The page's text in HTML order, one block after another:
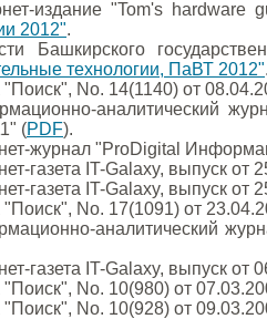
издание "Tom's hardware
2012".
Башкирского
технологии, ПаВТ 2012".
"Поиск", No. 14(1140) от
аналитический
(PDF).
журнал "ProDigital
газета IT-Galaxy, выпуск от
газета IT-Galaxy, выпуск от
"Поиск", No. 17(1091) от
аналитический
газета IT-Galaxy, выпуск от
"Поиск", No. 10(980) от
"Поиск", No. 10(928) от